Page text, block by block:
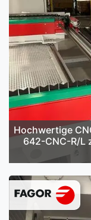
Hochwertige
642-CNC-R/L